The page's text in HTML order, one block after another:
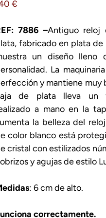
€
7886 –Antiguo reloj
fabricado en plata de
un diseño lleno
La
y mantiene muy
de plata lleva un
a mano en la
la belleza del
color blanco está
cristal con estilizados
y agujas de estilo
: 6 cm de alto.
correctamente.